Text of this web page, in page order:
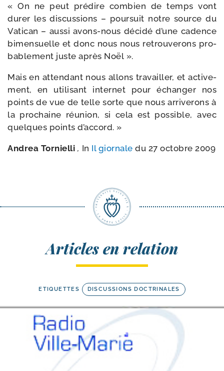
« On ne peut pré­dire com­bien de temps vont
durer les dis­cus­sions – pour­suit notre source du
Vatican – aus­si avons-​nous déci­dé d’une cadence
bimen­suelle et donc nous nous retrou­ve­rons pro­
ba­ble­ment juste après Noël ».
Mais en atten­dant nous allons tra­vailler, et acti­ve­
ment, en uti­li­sant inter­net pour échan­ger nos
points de vue de telle sorte que nous arri­ve­rons à
la pro­chaine réunion, si cela est pos­sible, avec
quelques points d’accord. »
Andrea Tornielli , In Il gior­nale du 27 octobre 2009
Articles en relation
ETIQUETTES DISCUSSIONS DOCTRINALES